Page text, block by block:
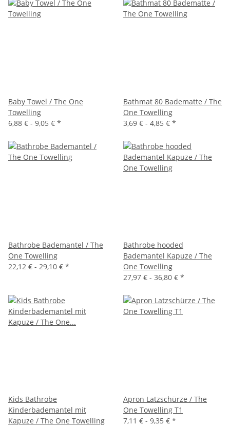
Baby Towel / The One
Towelling
6,88 € - 9,05 € *
Bathmat 80 Badematte / The
One Towelling
3,69 € - 4,85 € *
Bathrobe Bademantel / The
One Towelling
22,12 € - 29,10 € *
Bathrobe hooded
Bademantel Kapuze / The
One Towelling
27,97 € - 36,80 € *
Kids Bathrobe
Kinderbademantel mit
Kapuze / The One Towelling
Apron Latzschürze / The
One Towelling T1
7,11 € - 9,35 € *